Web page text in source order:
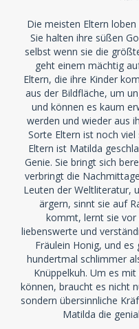
Die meisten Eltern
Sie halten ihre süßen
selbst wenn sie die
geht einem mächtig
Eltern, die ihre Kinder
aus der Bildfläche, um
und können es kaum
werden und wieder aus
Sorte Eltern ist noch
Eltern ist Matilda
Genie. Sie bringt sich
verbringt die
Leuten der Weltliteratur,
ärgern, sinnt sie auf
kommt, lernt sie vor
liebenswerte und
Fräulein Honig, und es
hundertmal schlimmer
Knüppelkuh. Um es
können, braucht es nicht
sondern übersinnliche
Matilda die